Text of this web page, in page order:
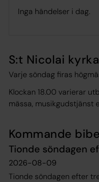
Inga händelser i dag.
S:t Nicolai kyrka
Varje söndag firas
Klockan 18.00 varierar
mässa, musikgudstjänst
Kommande
Tionde söndagen
2026-08-09
Tionde söndagen efter